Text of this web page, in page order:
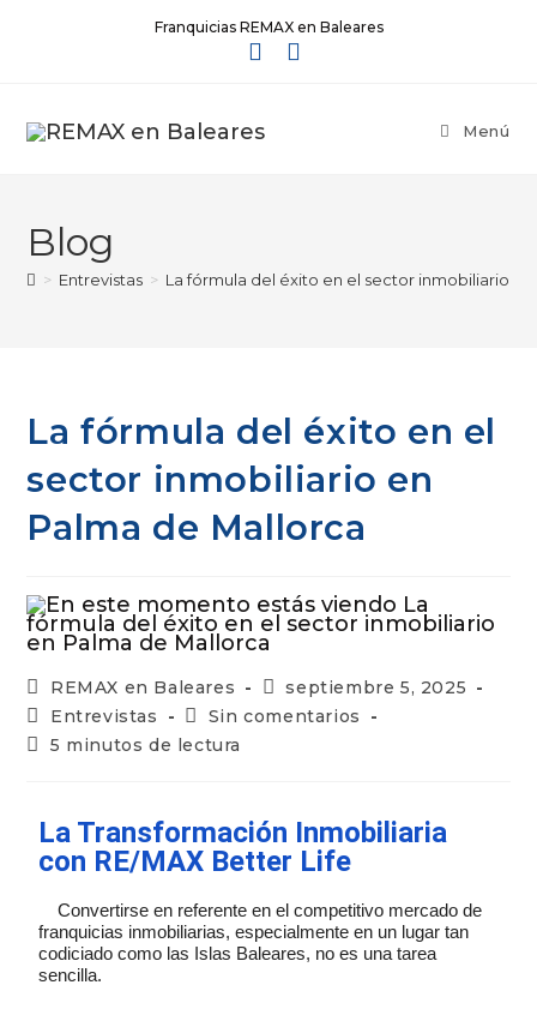
Franquicias REMAX en Baleares
Menú
Blog
> Entrevistas > La fórmula del éxito en el sector inmobiliario
La fórmula del éxito en el
sector inmobiliario en
Palma de Mallorca
REMAX en Baleares
septiembre 5, 2025
Entrevistas
Sin comentarios
5 minutos de lectura
La Transformación Inmobiliaria
con RE/MAX Better Life
Convertirse en referente en el competitivo mercado de
franquicias inmobiliarias, especialmente en un lugar tan
codiciado como las Islas Baleares, no es una tarea
sencilla.